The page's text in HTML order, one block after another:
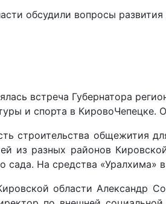
обсудили вопросы развития
встреча Губернатора
и спорта в
строительства общежития
из разных районов
сада. На средства «Уралхима»
области Александр